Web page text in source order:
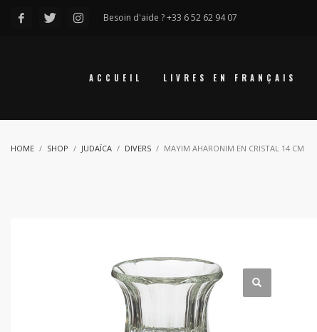
Besoin d'aide ? +33 6 52 62 94 07
ACCUEIL LIVRES EN FRANÇAIS
HOME SHOP JUDAÏCA DIVERS MAYIM AHARONIM EN CRISTAL 14 CM